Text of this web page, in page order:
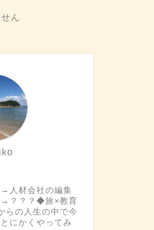
ん
人材会社の編集
→？？？◆旅×教育
らの人生の中で今
にかくやってみ